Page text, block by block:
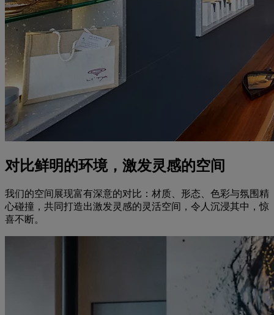
对比鲜明的环境，激发灵感的空间
我们的空间展现富有深意的对比：材质、形态、色彩与氛围精
心碰撞，共同打造出激发灵感的灵活空间，令人沉浸其中，惊
喜不断。